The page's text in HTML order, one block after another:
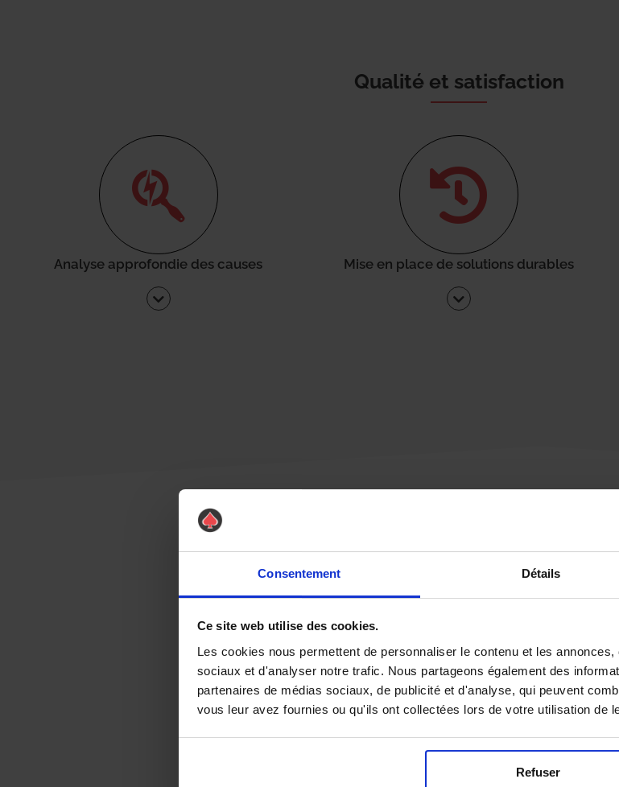
Consentement Détails
Ce site web utilise des cookies.
Les cookies nous permettent de personnaliser le contenu et les
sociaux et d'analyser notre trafic. Nous partageons également des
partenaires de médias sociaux, de publicité et d'analyse, qui peuvent
vous leur avez fournies ou qu'ils ont collectées lors de votre utilisation de
Refuser
Qualité et satisfaction
Analyse approfondie des causes Mise en place de solutions durables
Une
Vous